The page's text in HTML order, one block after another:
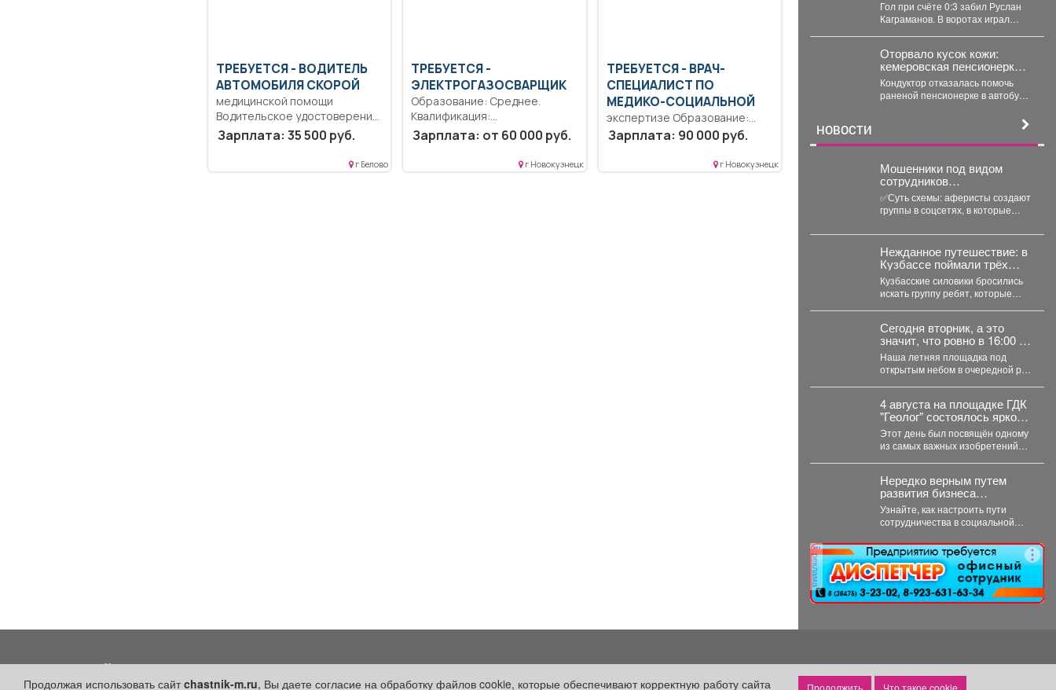
ТРЕБУЕТСЯ - ВОДИТЕЛЬ
АВТОМОБИЛЯ СКОРОЙ
медицинской помощи
Водительское удостоверение
кат. B, D.
Дисциплинированность,
ответственность.. Водитель
автомобиля...
Зарплата: 35 500 руб.
г Белово
ТРЕБУЕТСЯ -
ЭЛЕКТРОГАЗОСВАРЩИК
Образование: Среднее.
Квалификация:
Ответственность..
Плазменная, газовая, дуговая
Зарплата: от 60 000 руб.
г Новокузнецк
ТРЕБУЕТСЯ - ВРАЧ-
СПЕЦИАЛИСТ ПО
МЕДИКО-СОЦИАЛЬНОЙ
экспертизе Образование:
Высшее образование —
специалитет, магистратура..
Оказание услуги по...
Зарплата: 90 000 руб.
г Новокузнецк
Гол при счёте 0:3 забил Руслан
Каграманов. В воротах играл
Оторвало кусок кожи:
кемеровская пенсионерка
истекала кровью в
автобусе
Кондуктор отказалась помочь
раненой пенсионерке в автобусе
НОВОСТИ
‍Мошенники под видом
сотрудников
маркетплейсов
обманывают россиян, у
которых скоро день
рождения.
✅Суть схемы: аферисты создают
группы в соцсетях, в которые
преддверии их дня...
Нежданное путешествие: в
Кузбассе поймали трёх
"хоббитов"
Кузбасские силовики бросились
искать группу ребят, которые
Новосибирск с...
Сегодня вторник, а это
значит, что ровно в 16:00 на
территории нашего
выставочного зала снова
закипела большая
творческая работа.
Наша летняя площадка под
открытым небом в очередной раз
4 августа на площадке ГДК
"Геолог" состоялось яркое
и познавательное
мероприятие - "День
Светофора".
Этот день был посвящён одному
из самых важных изобретений
Нередко верным путем
развития бизнеса
становится создание
совместных проектов,
работа в команде и даже
полномасштабные
объединения.
Узнайте, как настроить пути
сотрудничества в социальной
«Креативное партнёрство.
Нестандартные решения...
реклама
Продолжая использовать сайтchastnik-m.ru, Вы даете согласие на обработку файлов cookie, которые обеспечивают корректную работу сайта
Что такое cookie
Разделы сайта: Быстрые ссылки: Рекламодателям: Оплата услуг: